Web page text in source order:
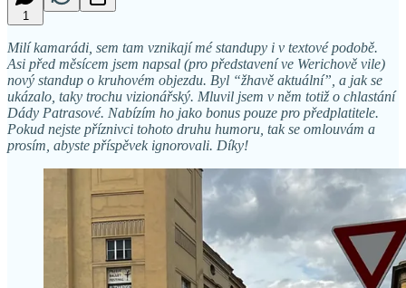
1
Milí kamarádi, sem tam vznikají mé standupy i v textové podobě.
Asi před měsícem jsem napsal (pro představení ve Werichově vile)
nový standup o kruhovém objezdu. Byl “žhavě aktuální”, a jak se
ukázalo, taky trochu vizionářský. Mluvil jsem v něm totiž o chlastání
Dády Patrasové. Nabízím ho jako bonus pouze pro předplatitele.
Pokud nejste příznivci tohoto druhu humoru, tak se omlouvám a
prosím, abyste příspěvek ignorovali. Díky!